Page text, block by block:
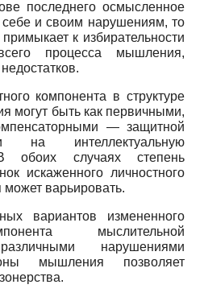
последнего осмысленное
и своим нарушениям, то
к избирательности
процесса мышления,
компонента в структуре
могут быть как первичными,
— защитной
на интеллектуальную
В обоих случаях степень
искаженного личностного
варьировать.
вариантов измененного
мыслительной
нарушениями
мышления позволяет